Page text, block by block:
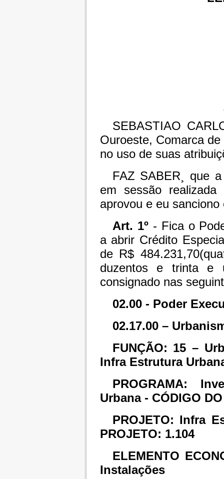
SEBASTIAO
Ouroeste, Comarca
no uso de suas
FAZ SABER¸ que
em sessão
aprovou e eu
Art. 1º- Fica o
a abrir Crédito
de R$
duzentos e trinta e
consignado nas
02.00 - Poder
02.17.00 –
FUNÇÃO: 15 –
Infra Estrutura
PROGRAMA:
Urbana - CÓDIGO
PROJETO: Infra
PROJETO: 1.104
ELEMENTO
Instalações